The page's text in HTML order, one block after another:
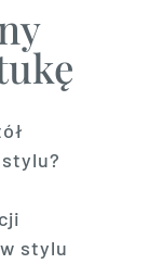
stylu